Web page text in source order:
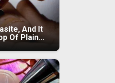
And It
Of Plain...